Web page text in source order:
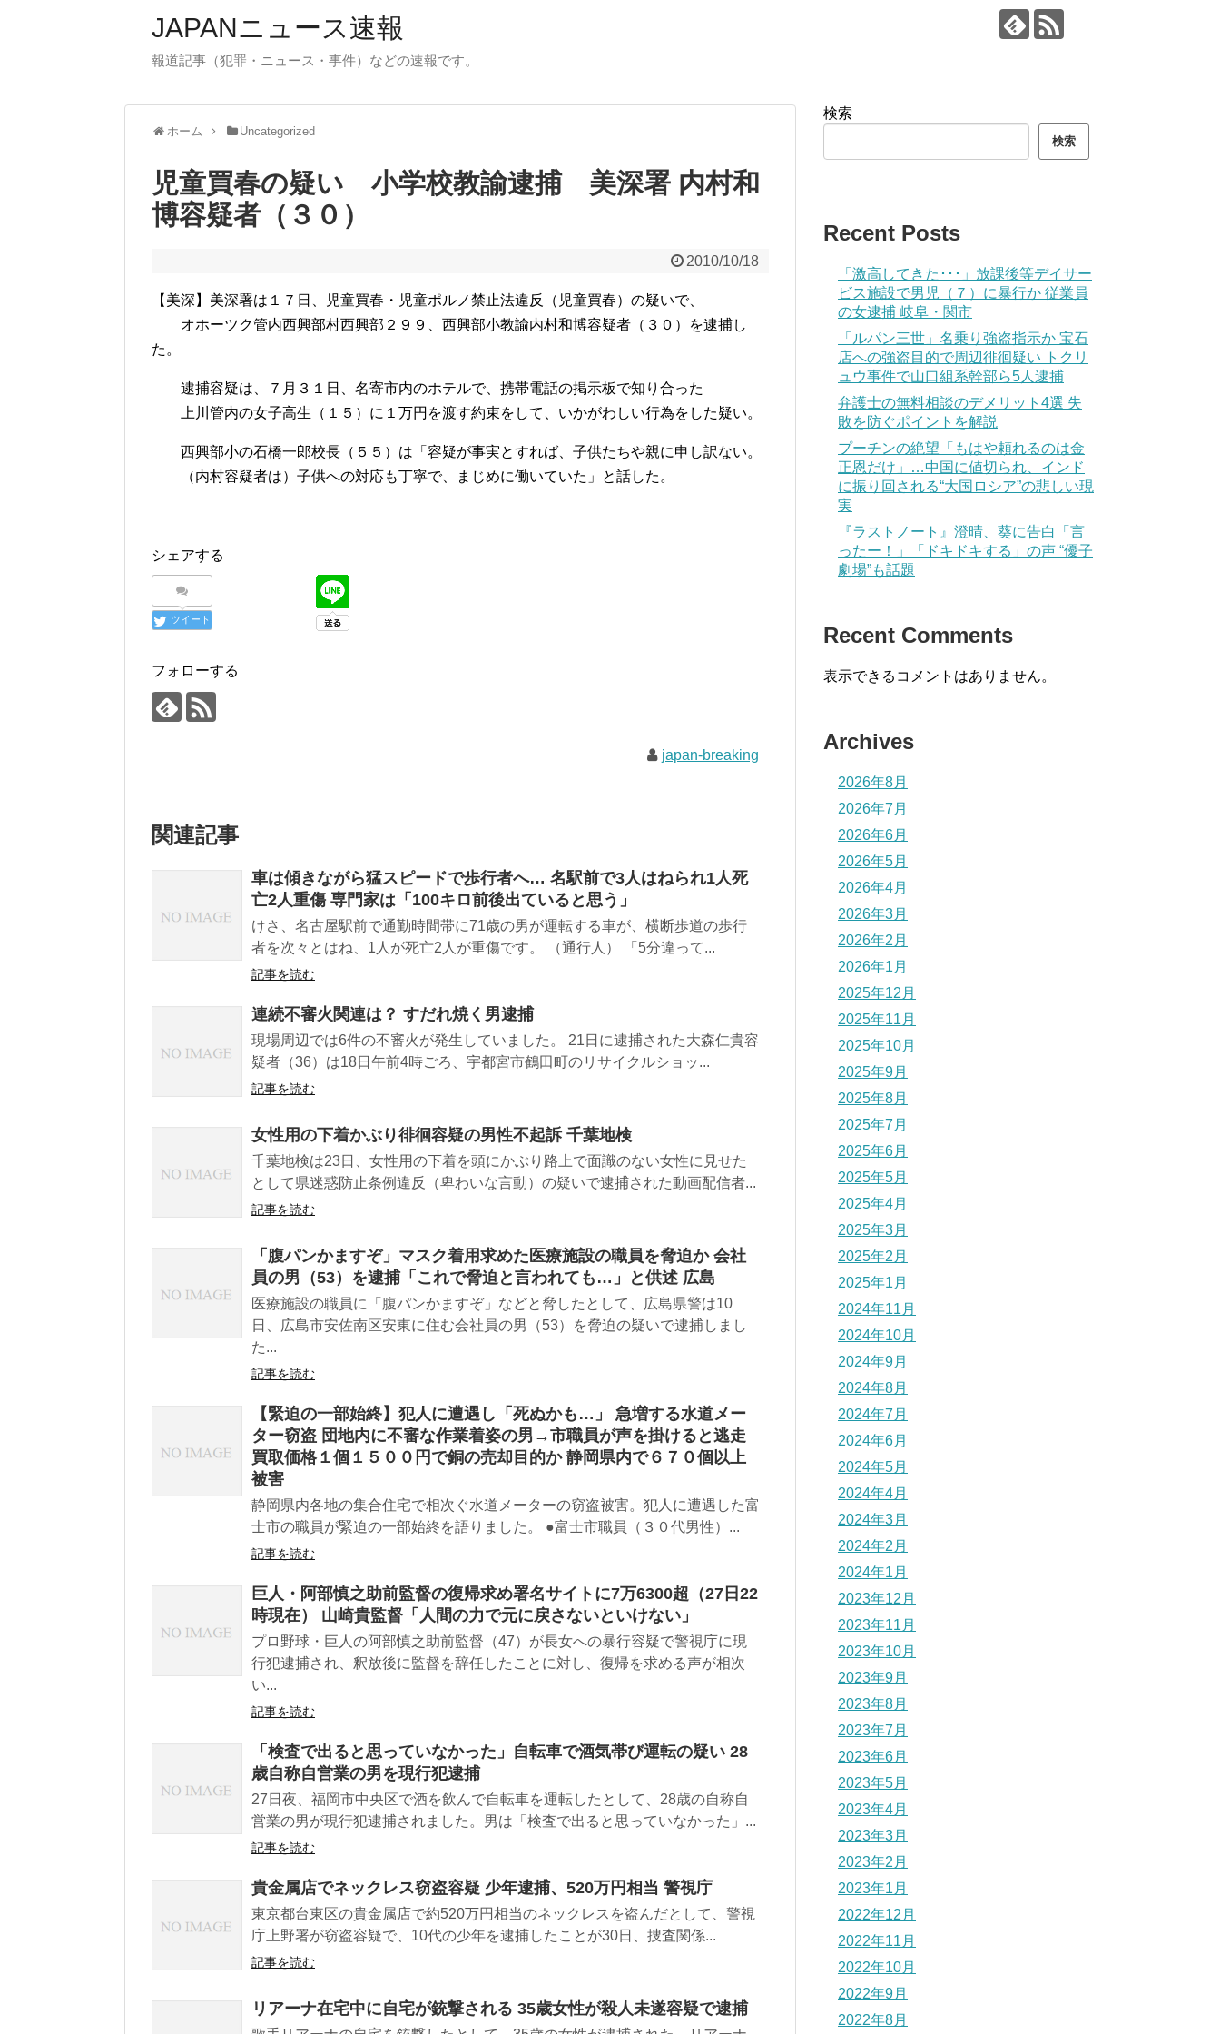
JAPANニュース速報
報道記事（犯罪・ニュース・事件）などの速報です。
ホーム Uncategorized
児童買春の疑い 小学校教諭逮捕 美深署 内村和
博容疑者（３０）
2010/10/18
【美深】美深署は１７日、児童買春・児童ポルノ禁止法違反（児童買春）の疑いで、
オホーツク管内西興部村西興部２９９、西興部小教諭内村和博容疑者（３０）を逮捕し
た。
逮捕容疑は、７月３１日、名寄市内のホテルで、携帯電話の掲示板で知り合った
上川管内の女子高生（１５）に１万円を渡す約束をして、いかがわしい行為をした疑い。
西興部小の石橋一郎校長（５５）は「容疑が事実とすれば、子供たちや親に申し訳ない。
（内村容疑者は）子供への対応も丁寧で、まじめに働いていた」と話した。
シェアする
ツイート
フォローする
japan-breaking
関連記事
車は傾きながら猛スピードで歩行者へ… 名駅前で3人はねられ1人死
亡2人重傷 専門家は「100キロ前後出ていると思う」
けさ、名古屋駅前で通勤時間帯に71歳の男が運転する車が、横断歩道の歩行
者を次々とはね、1人が死亡2人が重傷です。 （通行人） 「5分違って...
記事を読む
連続不審火関連は？ すだれ焼く男逮捕
現場周辺では6件の不審火が発生していました。 21日に逮捕された大森仁貴容
疑者（36）は18日午前4時ごろ、宇都宮市鶴田町のリサイクルショッ...
記事を読む
女性用の下着かぶり徘徊容疑の男性不起訴 千葉地検
千葉地検は23日、女性用の下着を頭にかぶり路上で面識のない女性に見せた
として県迷惑防止条例違反（卑わいな言動）の疑いで逮捕された動画配信者...
記事を読む
「腹パンかますぞ」マスク着用求めた医療施設の職員を脅迫か 会社
員の男（53）を逮捕「これで脅迫と言われても…」と供述 広島
医療施設の職員に「腹パンかますぞ」などと脅したとして、広島県警は10
日、広島市安佐南区安東に住む会社員の男（53）を脅迫の疑いで逮捕しまし
た...
記事を読む
【緊迫の一部始終】犯人に遭遇し「死ぬかも…」 急増する水道メー
ター窃盗 団地内に不審な作業着姿の男→市職員が声を掛けると逃走
買取価格１個１５００円で銅の売却目的か 静岡県内で６７０個以上
被害
静岡県内各地の集合住宅で相次ぐ水道メーターの窃盗被害。犯人に遭遇した富
士市の職員が緊迫の一部始終を語りました。 ●富士市職員（３０代男性）...
記事を読む
巨人・阿部慎之助前監督の復帰求め署名サイトに7万6300超（27日22
時現在） 山崎貴監督「人間の力で元に戻さないといけない」
プロ野球・巨人の阿部慎之助前監督（47）が長女への暴行容疑で警視庁に現
行犯逮捕され、釈放後に監督を辞任したことに対し、復帰を求める声が相次
い...
記事を読む
「検査で出ると思っていなかった」自転車で酒気帯び運転の疑い 28
歳自称自営業の男を現行犯逮捕
27日夜、福岡市中央区で酒を飲んで自転車を運転したとして、28歳の自称自
営業の男が現行犯逮捕されました。男は「検査で出ると思っていなかった」...
記事を読む
貴金属店でネックレス窃盗容疑 少年逮捕、520万円相当 警視庁
東京都台東区の貴金属店で約520万円相当のネックレスを盗んだとして、警視
庁上野署が窃盗容疑で、10代の少年を逮捕したことが30日、捜査関係...
記事を読む
リアーナ在宅中に自宅が銃撃される 35歳女性が殺人未遂容疑で逮捕
検索
検索
Recent Posts
「激高してきた･･･」放課後等デイサー
ビス施設で男児（７）に暴行か 従業員
の女逮捕 岐阜・関市
「ルパン三世」名乗り強盗指示か 宝石
店への強盗目的で周辺徘徊疑い トクリ
ュウ事件で山口組系幹部ら5人逮捕
弁護士の無料相談のデメリット4選 失
敗を防ぐポイントを解説
プーチンの絶望「もはや頼れるのは金
正恩だけ」…中国に値切られ、インド
に振り回される“大国ロシア”の悲しい現
実
『ラストノート』澄晴、葵に告白「言
ったー！」「ドキドキする」の声 “優子
劇場”も話題
Recent Comments
表示できるコメントはありません。
Archives
2026年8月
2026年7月
2026年6月
2026年5月
2026年4月
2026年3月
2026年2月
2026年1月
2025年12月
2025年11月
2025年10月
2025年9月
2025年8月
2025年7月
2025年6月
2025年5月
2025年4月
2025年3月
2025年2月
2025年1月
2024年11月
2024年10月
2024年9月
2024年8月
2024年7月
2024年6月
2024年5月
2024年4月
2024年3月
2024年2月
2024年1月
2023年12月
2023年11月
2023年10月
2023年9月
2023年8月
2023年7月
2023年6月
2023年5月
2023年4月
2023年3月
2023年2月
2023年1月
2022年12月
2022年11月
2022年10月
2022年9月
2022年8月